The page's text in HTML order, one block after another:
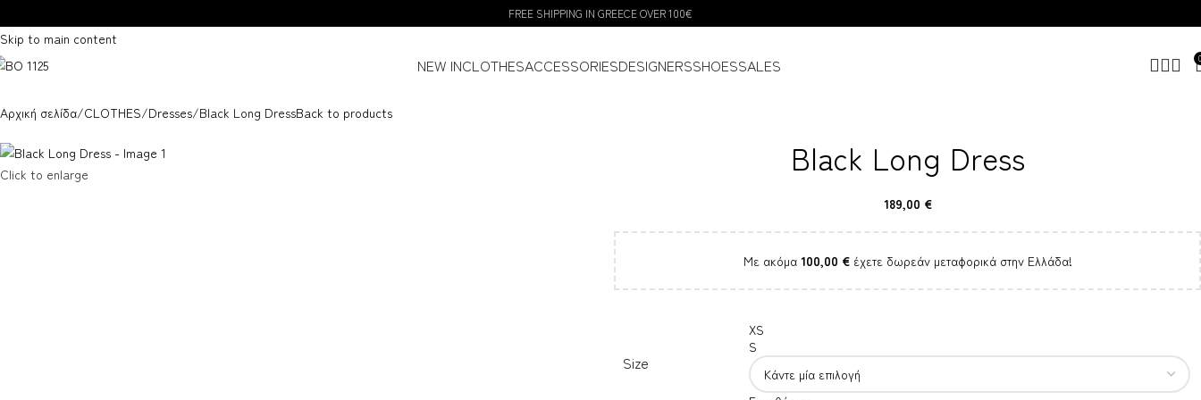
Skip to main content
FREE SHIPPING IN GREECE OVER 100€
NEW INCLOTHESACCESSORIESDESIGNERSSHOESSALES 0
Αρχική σελίδα CLOTHES Dresses Black Long DressBack to products
Click to enlarge Black Long Dress
189,00 €
Με ακόμα 100,00 €έχετε δωρεάν μεταφορικά στην Ελλάδα!
Size
XS
S